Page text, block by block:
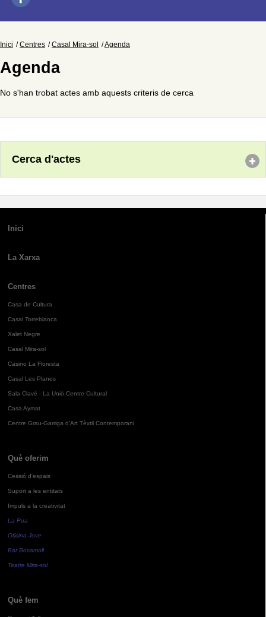
Inici Centres Casal Mira-sol Agenda
Agenda
No s'han trobat actes amb aquests criteris de cerca
Cerca d'actes
Inici
La Xarxa
Centres
Casa de Cultura
Casal Torreblanca
Xalet Negre
Casal Mira-sol
Casino La Floresta
Casal Les Planes
Sala Clavé - La Unió Centre Cultural
Casa Aymat
Centre Grau-Garriga d'Art Tèxtil Contemporani
Què oferim
Cessió d'espais
Suport a les entitats
Impuls a la creativitat
La Pua
Oficina Jove
Bar Bocamoll
Teatre Mira-sol
Què fem